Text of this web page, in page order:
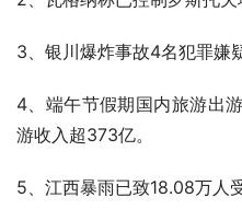
3、银川爆炸事故4名犯罪嫌
4、端午节假期国内旅游出
游收入超373亿。
5、江西暴雨已致18.08万人受